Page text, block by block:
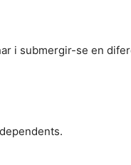
i submergir-se en